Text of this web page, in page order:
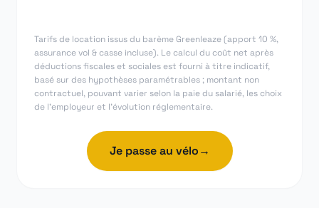
Tarifs de location issus du barème Greenleaze (apport 10 %,
assurance vol & casse incluse). Le calcul du coût net après
déductions fiscales et sociales est fourni à titre indicatif,
basé sur des hypothèses paramétrables ; montant non
contractuel, pouvant varier selon la paie du salarié, les choix
de l'employeur et l'évolution réglementaire.
Je passe au vélo→